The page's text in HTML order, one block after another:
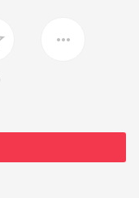
more_horiz